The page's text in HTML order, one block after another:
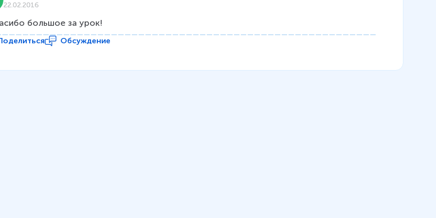
22.02.2016
большое за урок!
Обсуждение